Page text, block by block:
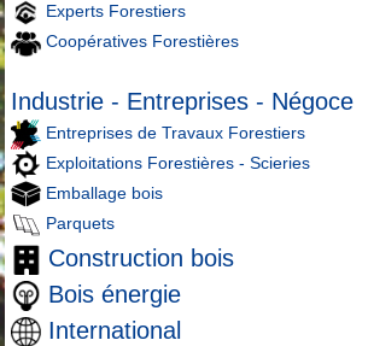
Experts Forestiers
Coopératives Forestières
Industrie - Entreprises - Négoce
Entreprises de Travaux Forestiers
Exploitations Forestières - Scieries
Emballage bois
Parquets
Construction bois
Bois énergie
International